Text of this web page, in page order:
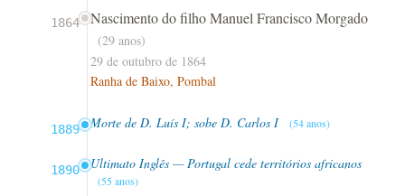
1864 Nascimento do filho Manuel Francisco Morgado
(29 anos)
29 de outubro de 1864
Ranha de Baixo, Pombal
1889 Morte de D. Luís I; sobe D. Carlos I (54 anos)
1890 Ultimato Inglês — Portugal cede territórios africanos
(55 anos)